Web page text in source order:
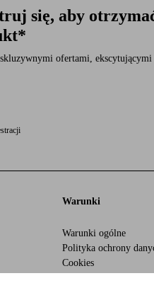
się, aby
ofertami,
Warunki
Warunki ogólne
Polityka ochrony
Cookies